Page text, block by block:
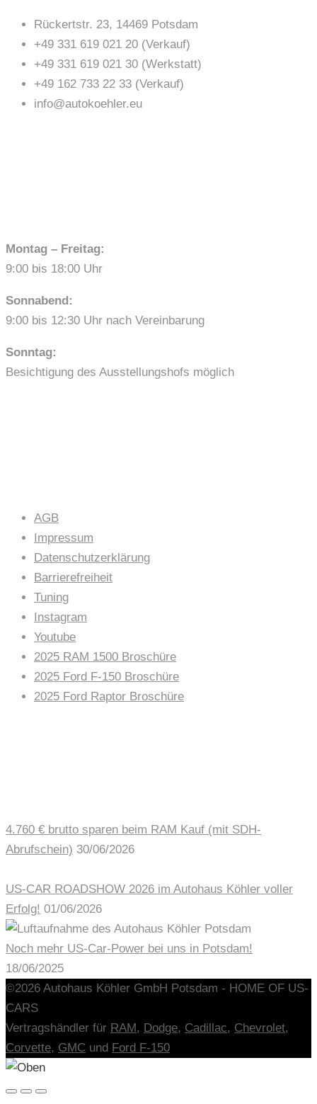
Rückertstr. 23, 14469 Potsdam
+49 331 619 021 20 (Verkauf)
+49 331 619 021 30 (Werkstatt)
+49 162 733 22 33 (Verkauf)
info@autokoehler.eu
Montag – Freitag:
9:00 bis 18:00 Uhr
Sonnabend:
9:00 bis 12:30 Uhr nach Vereinbarung
Sonntag:
Besichtigung des Ausstellungshofs möglich
AGB
Impressum
Datenschutzerklärung
Barrierefreiheit
Tuning
Instagram
Youtube
2025 RAM 1500 Broschüre
2025 Ford F-150 Broschüre
2025 Ford Raptor Broschüre
4.760 € brutto sparen beim RAM Kauf (mit SDH-
Abrufschein) 30/06/2026
US-CAR ROADSHOW 2026 im Autohaus Köhler voller
Erfolg! 01/06/2026
Noch mehr US-Car-Power bei uns in Potsdam!
18/06/2025
©2026 Autohaus Köhler GmbH Potsdam - HOME OF US-
CARS
Vertragshändler für RAM, Dodge, Cadillac, Chevrolet,
Corvette, GMC und Ford F-150